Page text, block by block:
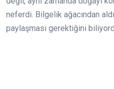
neferdi. Bilgelik ağacından
paylaşması gerektiğini